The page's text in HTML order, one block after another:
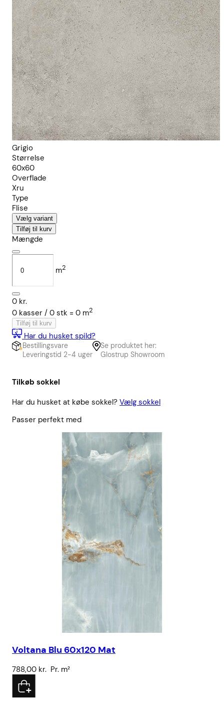
Grigio
Størrelse
60x60
Overflade
Xru
Type
Flise
Vælg variant
Tilføj til kurv
Mængde
m2
0 kr.
0 kasser / 0 stk = 0 m2
Tilføj til kurv
Har du husket spild?
Bestillingsvare
Leveringstid 2-4 uger
Se produktet her:
Glostrup Showroom
Tilkøb sokkel
Har du husket at købe sokkel? Vælg sokkel
Passer perfekt med
Voltana Blu 60x120 Mat
788,00 kr. Pr. m²